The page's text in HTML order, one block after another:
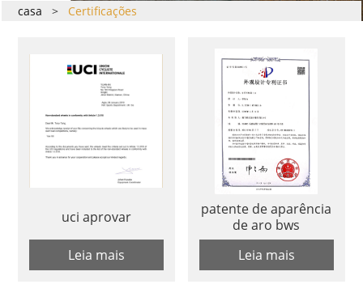
casa > Certificações
uci aprovar
Leia mais
patente de aparência
de aro bws
Leia mais